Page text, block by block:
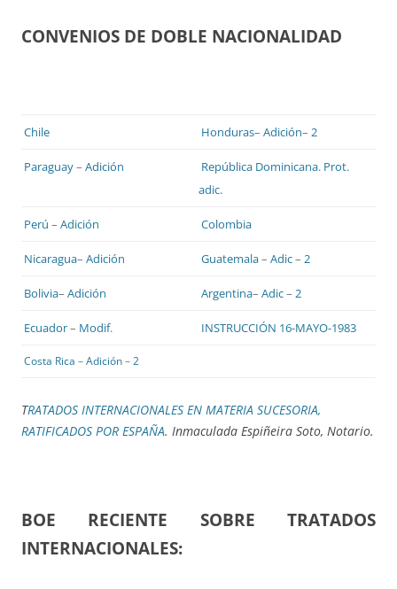
CONVENIOS DE DOBLE NACIONALIDAD
Chile Honduras– Adición– 2
Paraguay– Adición República Dominicana. Prot.
adic.
Perú – Adición Colombia
Nicaragua– Adición Guatemala– Adic– 2
Bolivia– Adición Argentina– Adic– 2
Ecuador– Modif. INSTRUCCIÓN 16-MAYO-1983
Costa Rica –Adición–2
TRATADOS INTERNACIONALES EN MATERIA SUCESORIA,
RATIFICADOS POR ESPAÑA. Inmaculada Espiñeira Soto, Notario.
BOE RECIENTE SOBRE TRATADOS
INTERNACIONALES: